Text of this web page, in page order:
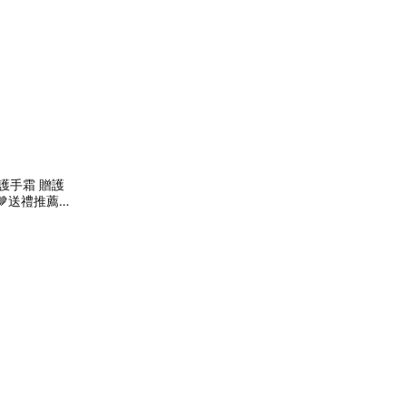
手霜 贈護
送禮推薦